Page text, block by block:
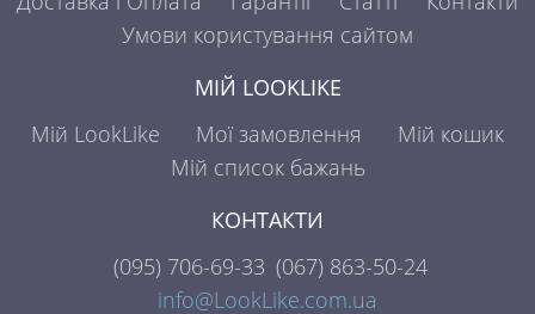
Умови користування сайтом
МІЙ LOOKLIKE
Мій LookLike
Мої замовлення
Мій кошик
Мій список бажань
КОНТАКТИ
(095) 706-69-33 (067) 863-50-24
info@LookLike.com.ua